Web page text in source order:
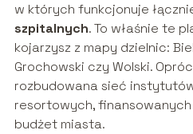
w których funkcjonuje
szpitalnych. To właśnie te
kojarzysz z mapy dzielnic:
Grochowski czy Wolski.
rozbudowana sieć
resortowych, finansowanych
budżet miasta.